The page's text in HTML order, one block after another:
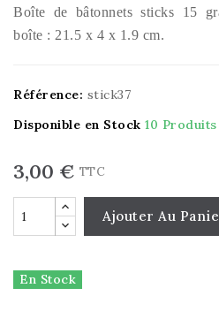
Boîte de bâtonnets sticks 15
boîte : 21.5 x 4 x 1.9 cm.
Référence: stick37
Disponible en Stock 10 Produits
3,00 € TTC
Ajouter Au
En Stock